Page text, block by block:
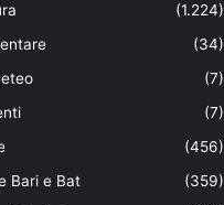
(1.224)
(34)
(7)
(7)
(456)
Bari e Bat
(359)